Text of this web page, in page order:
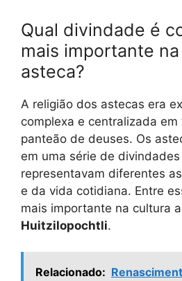
Qual divindade é
mais importante
asteca?
A religião dos astecas era
complexa e centralizada em
panteão de deuses. Os
em uma série de divindades
representavam diferentes
e da vida cotidiana. Entre
mais importante na cultura
Huitzilopochtli.
Relacionado: